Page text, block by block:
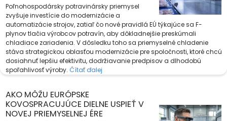
Poľnohospodársky potravinársky priemysel
zvyšuje investície do modernizácie a
automatizácie strojov, zatiaľ čo nové pravidlá EÚ týkajúce sa F-
plynov tlačia výrobcov potravín, aby dôkladnejšie preskúmali
chladiace zariadenia. V dôsledku toho sa priemyselné chladenie
stáva strategickou oblasťou modernizácie pre spoločnosti, ktoré chcú
dosiahnuť lepšiu efektivitu, dodržiavanie predpisov a dlhodobú
spoľahlivosť výroby. Čítať ďalej
AKO MÔŽU EURÓPSKE
KOVOSPRACUJÚCE DIELNE USPIEŤ V
NOVEJ PRIEMYSELNEJ ÉRE